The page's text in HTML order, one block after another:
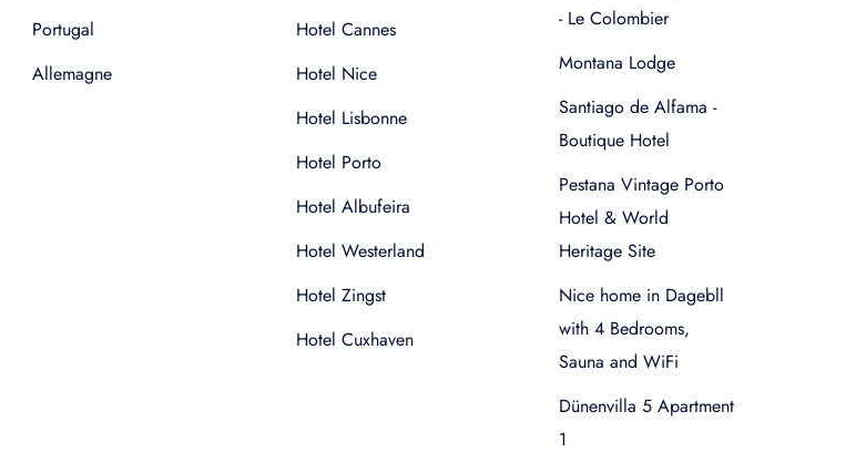
Portugal
Allemagne
Hotel Cannes
Hotel Nice
Hotel Lisbonne
Hotel Porto
Hotel Albufeira
Hotel Westerland
Hotel Zingst
Hotel Cuxhaven
- Le Colombier
Montana Lodge
Santiago de Alfama -
Boutique Hotel
Pestana Vintage Porto
Hotel & World
Heritage Site
Nice home in Dagebll
with 4 Bedrooms,
Sauna and WiFi
Dünenvilla 5 Apartment
1